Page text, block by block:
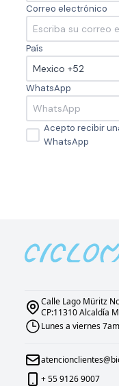
Correo electrónico
País
WhatsApp
Acepto recibir
WhatsApp
Calle Lago Müritz
CP:11310 Alcaldía
Lunes a viernes
+ 55 9126 9007